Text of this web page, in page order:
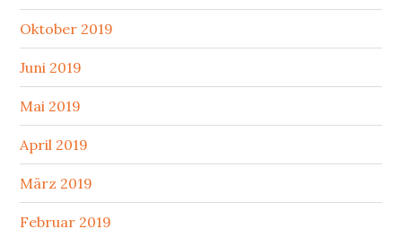
Oktober 2019
Juni 2019
Mai 2019
April 2019
März 2019
Februar 2019